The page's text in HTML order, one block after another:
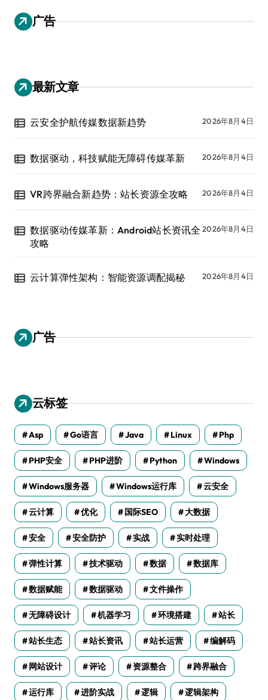
广告
最新文章
云安全护航传媒数据新趋势 2026年8月4日
数据驱动，科技赋能无障碍传媒革新 2026年8月4日
VR跨界融合新趋势：站长资源全攻略 2026年8月4日
数据驱动传媒革新：Android站长资讯全
攻略
2026年8月4日
云计算弹性架构：智能资源调配揭秘 2026年8月4日
广告
云标签
Asp Go语言 Java Linux Php
PHP安全 PHP进阶 Python Windows
Windows服务器 Windows运行库 云安全
云计算 优化 国际SEO 大数据
安全 安全防护 实战 实时处理
弹性计算 技术驱动 数据 数据库
数据赋能 数据驱动 文件操作
无障碍设计 机器学习 环境搭建 站长
站长生态 站长资讯 站长运营 编解码
网站设计 评论 资源整合 跨界融合
运行库 进阶实战 逻辑 逻辑架构